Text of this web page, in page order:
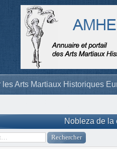
les Arts Martiaux Historiques
Nobleza de la